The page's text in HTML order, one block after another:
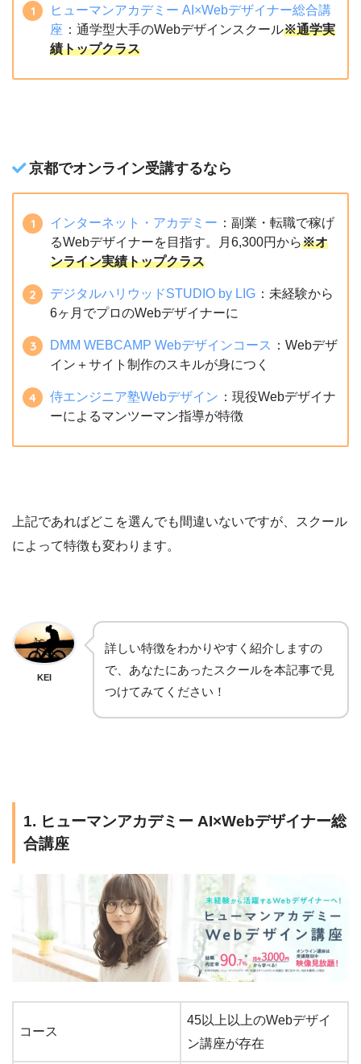
ヒューマンアカデミー AI×Webデザイナー総合講
座 ：通学型大手のWebデザインスクール※通学実
績トップクラス
京都でオンライン受講するなら
インターネット・アカデミー ：副業・転職で稼げ
るWebデザイナーを目指す。月6,300円から※オ
ンライン実績トップクラス
デジタルハリウッドSTUDIO by LIG ：未経験から
6ヶ月でプロのWebデザイナーに
DMM WEBCAMP Webデザインコース
：Webデザ
イン＋サイト制作のスキルが身につく
侍エンジニア塾Webデザイン ：現役Webデザイナ
ーによるマンツーマン指導が特徴
上記であればどこを選んでも間違いないですが、スクール
によって特徴も変わります。
KEI
詳しい特徴をわかりやすく紹介しますの
で、あなたにあったスクールを本記事で見
つけてみてください！
1. ヒューマンアカデミー AI×Webデザイナー総
合講座
コース
45以上以上のWebデザイ
ン講座が存在